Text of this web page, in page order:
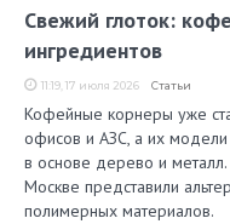
Свежий глоток:
ингредиентов
11:19, 17 июля 2026 Статьи
Кофейные корнеры уже
офисов и АЗС, а их
в основе дерево и
Москве представили
полимерных материалов.